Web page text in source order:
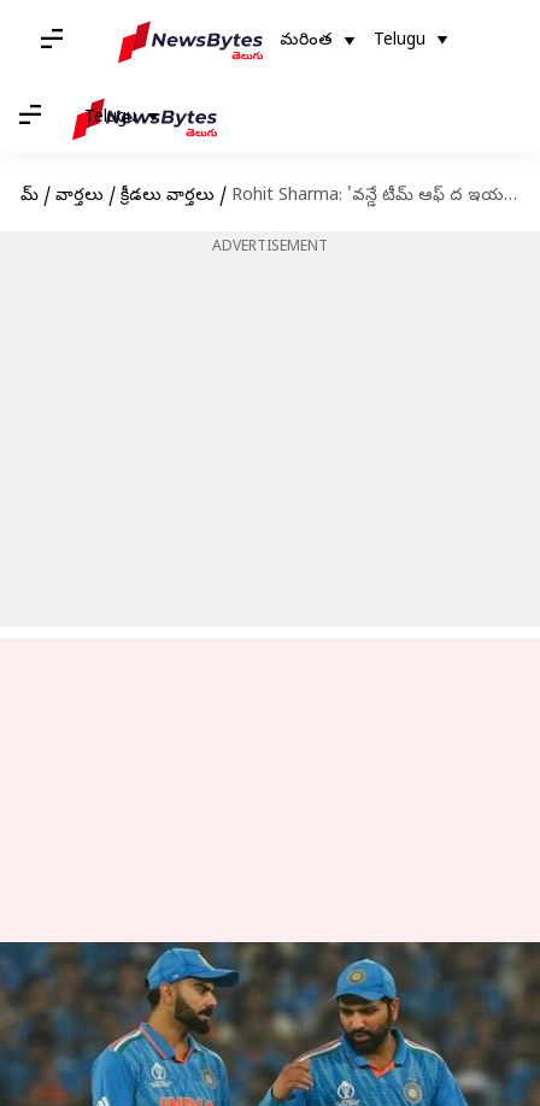
మరింత Telugu
Telugu
హోమ్ / వార్తలు / క్రీడలు వార్తలు / Rohit Sharma: 'వన్డే టీమ్ ఆఫ్ ద ఇయర్‌' కెప్టెన్ గా రోహిత్ శర్మ.. టీంలో 6మంది భారతీయులకు చోటు
ADVERTISEMENT
Rohit Sharma: 'వన్డే టీమ్ ఆఫ్ ద
ఇయర్‌' కెప్టెన్ గా రోహిత్ శర్మ..
టీంలో 6మంది భారతీయులకు
చోటు